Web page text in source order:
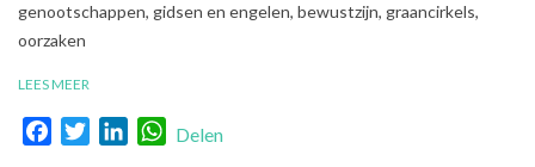
genootschappen, gidsen en engelen, bewustzijn, graancirkels,
oorzaken
LEES MEER
FacebookTwitterLinkedInWhatsApp
Delen